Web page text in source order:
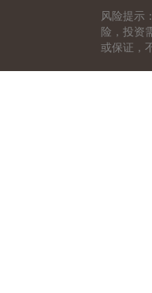
风险提示
险，投资
或保证，